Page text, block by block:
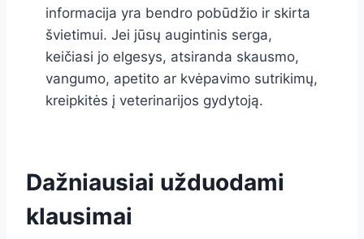
informacija yra bendro pobūdžio ir skirta
švietimui. Jei jūsų augintinis serga,
keičiasi jo elgesys, atsiranda skausmo,
vangumo, apetito ar kvėpavimo sutrikimų,
kreipkitės į veterinarijos gydytoją.
Dažniausiai užduodami
klausimai